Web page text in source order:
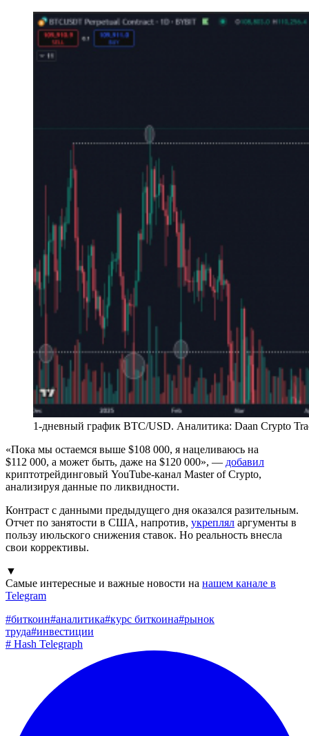
1-дневный график BTC/USD. Аналитика: Daan Crypto
«Пока мы остаемся выше $108 000, я нацеливаюсь на
$112 000, а может быть, даже на $120 000», — добавил
криптотрейдинговый YouTube-канал Master of Crypto,
анализируя данные по ликвидности.
Контраст с данными предыдущего дня оказался разительным.
Отчет по занятости в США, напротив, укреплял аргументы в
пользу июльского снижения ставок. Но реальность внесла
свои коррективы.
▼
Самые интересные и важные новости на нашем канале в
Telegram
#биткоин#аналитика#курс биткоина#рынок
труда#инвестиции
# Hash Telegraph